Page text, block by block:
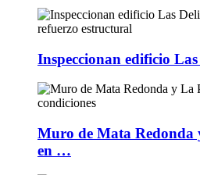
Inspeccionan edificio
Muro de Mata Redonda
en …